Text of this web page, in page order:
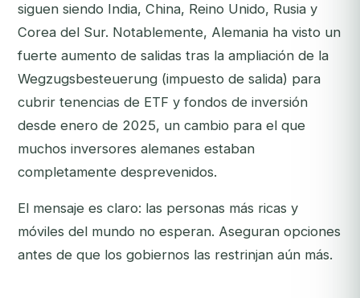
siguen siendo India, China, Reino Unido, Rusia y
Corea del Sur. Notablemente, Alemania ha visto un
fuerte aumento de salidas tras la ampliación de la
Wegzugsbesteuerung (impuesto de salida) para
cubrir tenencias de ETF y fondos de inversión
desde enero de 2025, un cambio para el que
muchos inversores alemanes estaban
completamente desprevenidos.
El mensaje es claro: las personas más ricas y
móviles del mundo no esperan. Aseguran opciones
antes de que los gobiernos las restrinjan aún más.